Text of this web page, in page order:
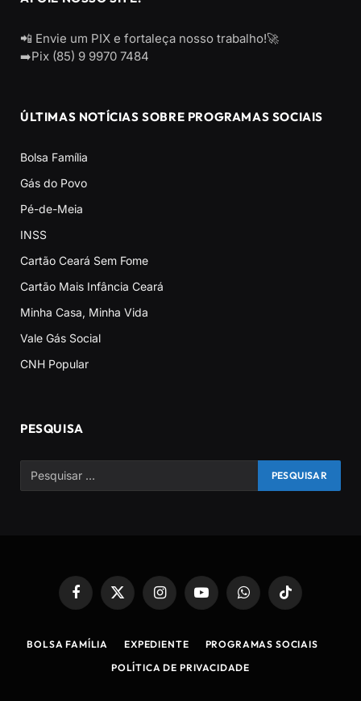
📲 Envie um PIX e fortaleça nosso trabalho!🚀
➡️Pix (85) 9 9970 7484
ÚLTIMAS NOTÍCIAS SOBRE PROGRAMAS SOCIAIS
Bolsa Família
Gás do Povo
Pé-de-Meia
INSS
Cartão Ceará Sem Fome
Cartão Mais Infância Ceará
Minha Casa, Minha Vida
Vale Gás Social
CNH Popular
PESQUISA
Facebook
X
(Twitter)
InstagramYouTubeWhatsAppTikTok
BOLSA FAMÍLIA EXPEDIENTE
PROGRAMAS SOCIAIS
POLÍTICA DE PRIVACIDADE